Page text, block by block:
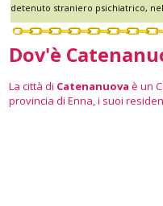
detenuto straniero psichiatrico,
Dov'è
La città di Catenanuova è un
provincia di Enna, i suoi